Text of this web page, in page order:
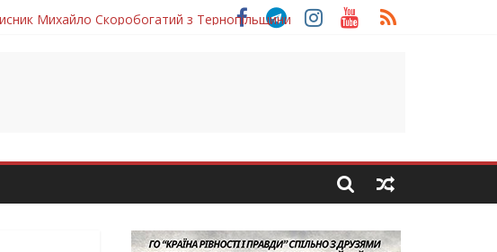
Михайло Скоробогатий з Тернопільщини